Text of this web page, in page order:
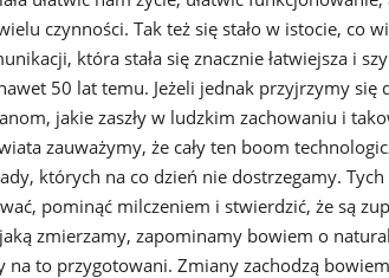
czynności. Tak też się stało w istocie, co
która stała się znacznie łatwiejsza i
50 lat temu. Jeżeli jednak przyjrzymy się
jakie zaszły w ludzkim zachowaniu i
zauważymy, że cały ten boom
których na co dzień nie dostrzegamy. Tych
pominąć milczeniem i stwierdzić, że są
zmierzamy, zapominamy bowiem o
na to przygotowani. Zmiany zachodzą